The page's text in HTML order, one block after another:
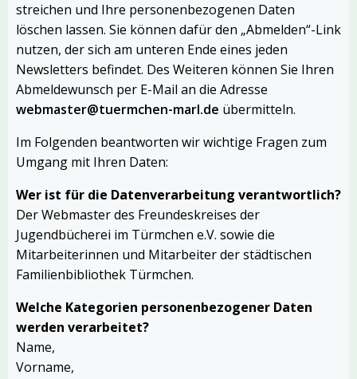
streichen und Ihre personenbezogenen Daten
löschen lassen. Sie können dafür den „Abmelden“-Link
nutzen, der sich am unteren Ende eines jeden
Newsletters befindet. Des Weiteren können Sie Ihren
Abmeldewunsch per E-Mail an die Adresse
webmaster@tuermchen-marl.de übermitteln.
Im Folgenden beantworten wir wichtige Fragen zum
Umgang mit Ihren Daten:
Wer ist für die Datenverarbeitung verantwortlich?
Der Webmaster des Freundeskreises der
Jugendbücherei im Türmchen e.V. sowie die
Mitarbeiterinnen und Mitarbeiter der städtischen
Familienbibliothek Türmchen.
Welche Kategorien personenbezogener Daten
werden verarbeitet?
Name,
Vorname,